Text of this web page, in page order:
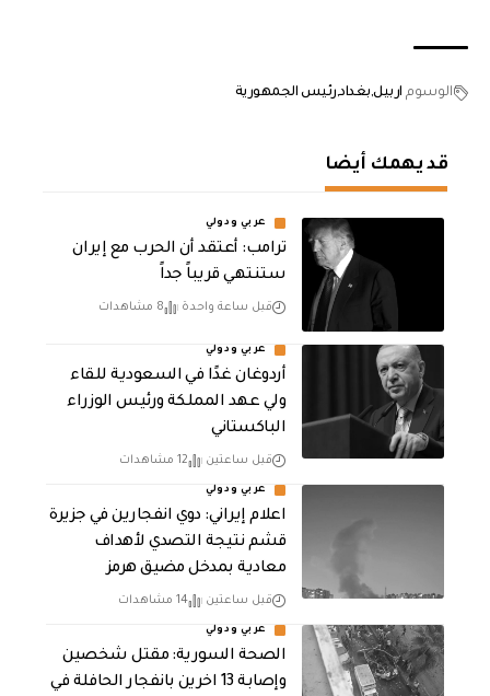
الوسوم اربيل بغداد رئيس الجمهورية
قد يهمك أيضا
عربي ودولي
‏ترامب: أعتقد أن الحرب مع إيران
ستنتهي قريباً جداً
قبل ساعة واحدة 8 مشاهدات
عربي ودولي
أردوغان غدًا في السعودية للقاء
ولي عهد المملكة ورئيس الوزراء
الباكستاني
قبل ساعتين 12 مشاهدات
عربي ودولي
اعلام إيراني: دوي انفجارين في جزيرة
قشم نتيجة التصدي لأهداف
معادية بمدخل مضيق هرمز
قبل ساعتين 14 مشاهدات
عربي ودولي
الصحة السورية: مقتل شخصين
وإصابة 13 اخرين بانفجار الحافلة في